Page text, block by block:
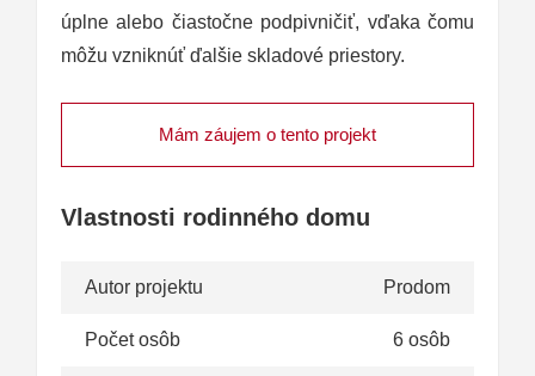
úplne alebo čiastočne podpivničiť, vďaka čomu
môžu vzniknúť ďalšie skladové priestory.
Mám záujem o tento projekt
Vlastnosti rodinného domu
Autor projektu Prodom
Počet osôb 6 osôb